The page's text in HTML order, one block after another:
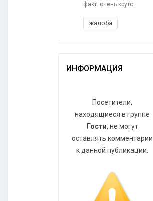
факт. очень круто
жалоба
ИНФОРМАЦИЯ
Посетители,
находящиеся в группе
Гости, не могут
оставлять комментарии
к данной публикации.